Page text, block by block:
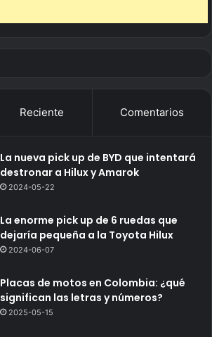
Reciente Comentarios
La nueva pick up de BYD que intentará
destronar a Hilux y Amarok
2024-05-22
La enorme pick up de 6 ruedas que
dejaría pequeña a la Toyota Hilux
2024-06-07
Placas de motos en Colombia: ¿qué
significan las letras y números?
2025-05-15